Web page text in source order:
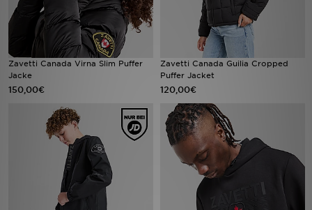
Zavetti Canada Virna Slim Puffer
Jacke
150,00€
Zavetti Canada Guilia Cropped
Puffer Jacket
120,00€
Lade Die APP
Geschenkkarte
Filialfinder
Mein JD
Meine Nachrichten
Bestellverfolgung